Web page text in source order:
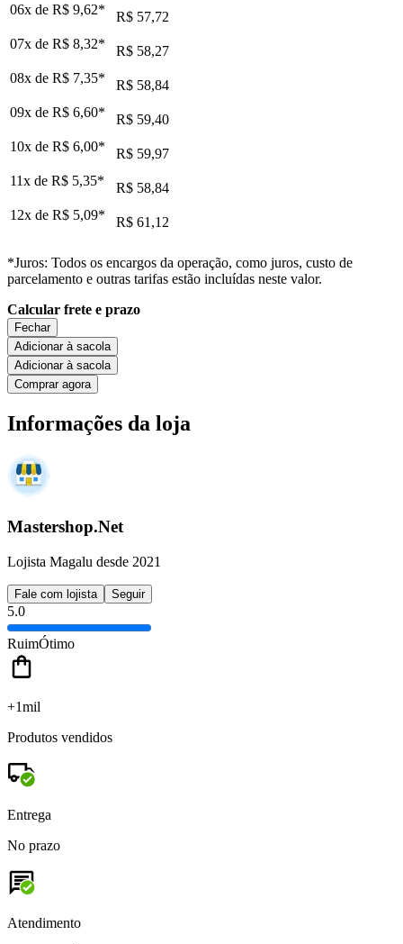
06x de R$ 9,62*
R$ 57,72
07x de R$ 8,32*
R$ 58,27
08x de R$ 7,35*
R$ 58,84
09x de R$ 6,60*
R$ 59,40
10x de R$ 6,00*
R$ 59,97
11x de R$ 5,35*
R$ 58,84
12x de R$ 5,09* R$ 61,12
*Juros: Todos os encargos da operação, como juros, custo de
parcelamento e outras tarifas estão incluídas neste valor.
Calcular frete e prazo
Fechar
Adicionar à sacola
Adicionar à sacola
Comprar agora
Informações da loja
Mastershop.Net
Lojista Magalu desde 2021
Fale com lojista Seguir
5.0
RuimÓtimo
+1mil
Produtos vendidos
Entrega
No prazo
Atendimento